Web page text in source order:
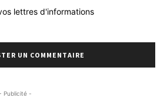
lettres d'informations
Publicité -